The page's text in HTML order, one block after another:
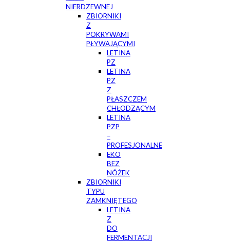
NIERDZEWNEJ
ZBIORNIKI
Z
POKRYWAMI
PŁYWAJĄCYMI
LETINA
PZ
LETINA
PZ
Z
PŁASZCZEM
CHŁODZĄCYM
LETINA
PZP
–
PROFESJONALNE
EKO
BEZ
NÓŻEK
ZBIORNIKI
TYPU
ZAMKNIĘTEGO
LETINA
Z
DO
FERMENTACJI